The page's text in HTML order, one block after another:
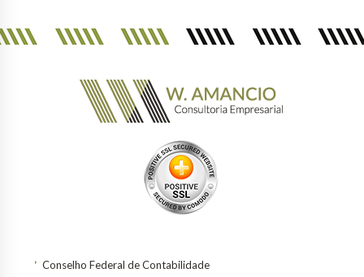
Conselho Federal de Contabilidade